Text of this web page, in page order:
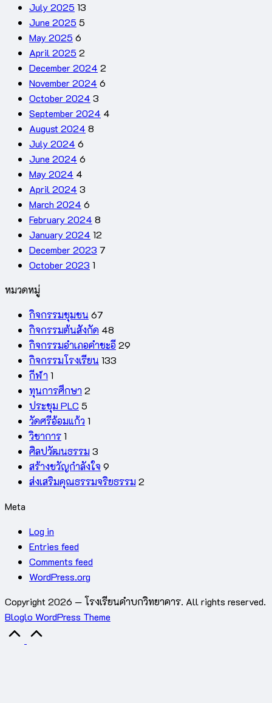
July 2025 13
June 2025 5
May 2025 6
April 2025 2
December 2024 2
November 2024 6
October 2024 3
September 2024 4
August 2024 8
July 2024 6
June 2024 6
May 2024 4
April 2024 3
March 2024 6
February 2024 8
January 2024 12
December 2023 7
October 2023 1
หมวดหมู่
กิจกรรมชุมชน 67
กิจกรรมต้นสังกัด 48
กิจกรรมอำเภอคำชะอี 29
กิจกรรมโรงเรียน 133
กีฬา 1
ทุนการศึกษา 2
ประชุม PLC 5
วัดศรีอ้อมแก้ว 1
วิชาการ1
ศิลปวัฒนธรรม 3
สร้างขวัญกำลังใจ 9
ส่งเสริมคุณธรรมจริยธรรม 2
Meta
Log in
Entries feed
Comments feed
WordPress.org
Copyright 2026 — โรงเรียนคำบกวิทยาคาร. All rights reserved.
Bloglo WordPress Theme